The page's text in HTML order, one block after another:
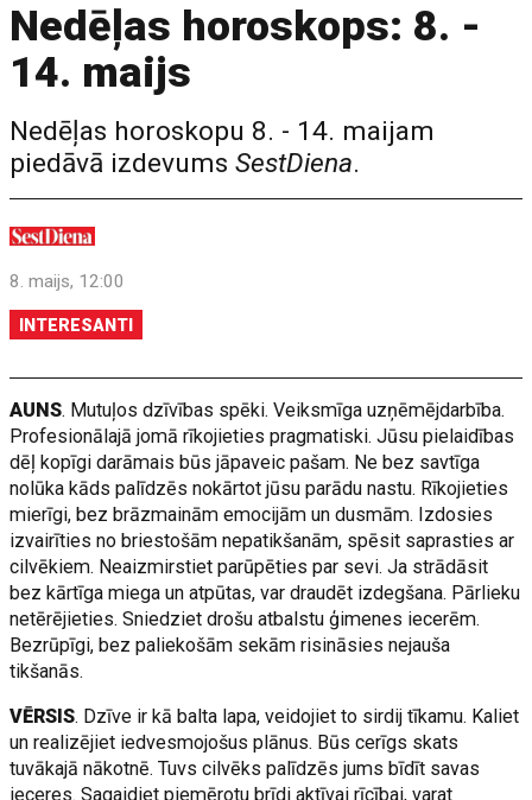
Nedēļas horoskops: 8. -
14. maijs
Nedēļas horoskopu 8. - 14. maijam
piedāvā izdevumsSestDiena.
8. maijs, 12:00
INTERESANTI
AUNS. Mutuļos dzīvības spēki. Veiksmīga uzņēmējdarbība.
Profesionālajā jomā rīkojieties pragmatiski. Jūsu pielaidības
dēļ kopīgi darāmais būs jāpaveic pašam. Ne bez savtīga
nolūka kāds palīdzēs nokārtot jūsu parādu nastu. Rīkojieties
mierīgi, bez brāzmainām emocijām un dusmām. Izdosies
izvairīties no briestošām nepatikšanām, spēsit saprasties ar
cilvēkiem. Neaizmirstiet parūpēties par sevi. Ja strādāsit
bez kārtīga miega un atpūtas, var draudēt izdegšana. Pārlieku
netērējieties. Sniedziet drošu atbalstu ģimenes iecerēm.
Bezrūpīgi, bez paliekošām sekām risināsies nejauša
tikšanās.
VĒRSIS. Dzīve ir kā balta lapa, veidojiet to sirdij tīkamu. Kaliet
un realizējiet iedvesmojošus plānus. Būs cerīgs skats
tuvākajā nākotnē. Tuvs cilvēks palīdzēs jums bīdīt savas
ieceres. Sagaidiet piemērotu brīdi aktīvai rīcībai, varat